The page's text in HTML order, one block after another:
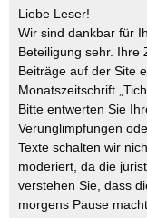
Liebe Leser!
Wir sind dankbar für
Beteiligung sehr. Ihre
Beiträge auf der Site
Monatszeitschrift
Bitte entwerten Sie
Verunglimpfungen
Texte schalten wir
moderiert, da die
verstehen Sie, dass
morgens Pause